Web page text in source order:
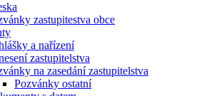
zastupitestva obce
a nařízení
zastupitelstva
na zasedání zastupitelstva
Pozvánky ostatní